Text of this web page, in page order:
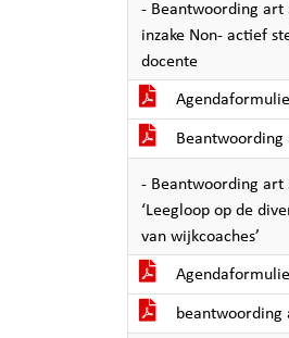
- Beantwoording art
inzake Non- actief
docente
Beantwoording
- Beantwoording art
‘Leegloop op de
van wijkcoaches’
beantwoording